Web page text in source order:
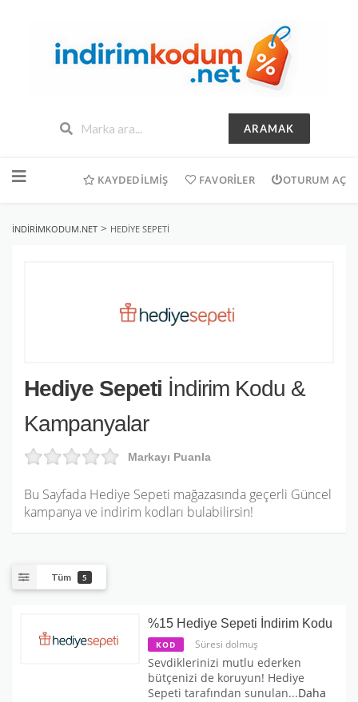
ARAMAK
geç
KAYDEDILMIŞ FAVORILER OTURUM AÇ
INDIRIMKODUM.NET > HEDIYE SEPETI
Hediye Sepeti İndirim Kodu &
Kampanyalar
Markayı Puanla
Bu Sayfada Hediye Sepeti mağazasında geçerli Güncel
kampanya ve indirim kodları bulabilirsin!
Tüm 5
%15 Hediye Sepeti İndirim Kodu
KOD Süresi dolmuş
Sevdiklerinizi mutlu ederken
bütçenizi de koruyun! Hediye
Sepeti tarafından sunulan...Daha